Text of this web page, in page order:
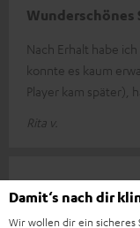
Wunderschönes
Nach Erhalt habe
konnte es kaum
Player kam später),
Rita v.
ULTIMA 40
Damit‘s nach dir
Wir wollen dir ein sicheres